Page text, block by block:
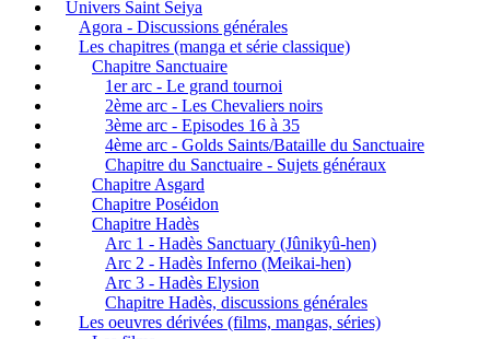
Univers Saint Seiya
Agora - Discussions générales
Les chapitres (manga et série classique)
Chapitre Sanctuaire
1er arc - Le grand tournoi
2ème arc - Les Chevaliers noirs
3ème arc - Episodes 16 à 35
4ème arc - Golds Saints/Bataille du Sanctuaire
Chapitre du Sanctuaire - Sujets généraux
Chapitre Asgard
Chapitre Poséidon
Chapitre Hadès
Arc 1 - Hadès Sanctuary (Jûnikyû-hen)
Arc 2 - Hadès Inferno (Meikai-hen)
Arc 3 - Hadès Elysion
Chapitre Hadès, discussions générales
Les oeuvres dérivées (films, mangas, séries)